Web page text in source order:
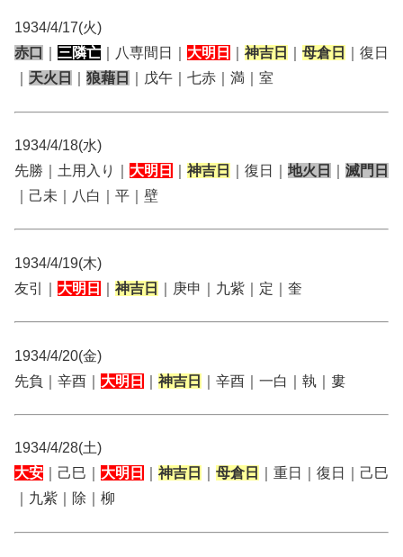
1934/4/17(火)
赤口
三隣亡 ｜八専間日｜ 大明日 神吉日 母倉日
｜復日
天火日 狼藉日 ｜戊午｜七赤｜満｜室
1934/4/18(水)
先勝｜土用入り｜ 大明日 神吉日 ｜復日｜ 地火日
滅門日
｜己未｜八白｜平｜壁
1934/4/19(木)
友引｜ 大明日 神吉日 ｜庚申｜九紫｜定｜奎
1934/4/20(金)
先負｜辛酉｜ 大明日 神吉日 ｜辛酉｜一白｜執｜婁
1934/4/28(土)
大安 ｜己巳｜ 大明日 神吉日 母倉日
｜重日｜復日｜己巳
｜九紫｜除｜柳